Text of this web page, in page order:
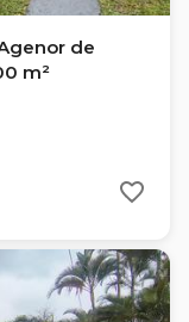
de
m²